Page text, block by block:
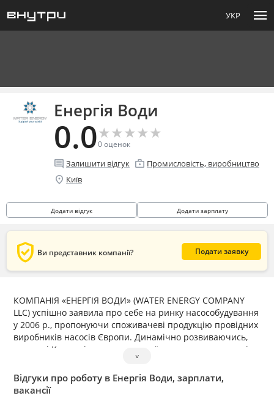
УКР menu
Енергія Води
0.0★
★★
★★
★★
★★
★
0оценок
comment Залишити відгук enterprise Промисловість, виробництво
location_on Київ
Додати відгук Додати зарплату
verified_user Ви представник компанії? Подати заявку
КОМПАНІЯ «ЕНЕРГІЯ ВОДИ» (WATER ENERGY COMPANY
LLC) успішно заявила про себе на ринку насособудування
у 2006 р., пропонуючи споживачеві продукцію провідних
виробників насосів Європи. Динамічно розвиваючись,
сьогодні Компанія пропонує українському споживачеві
самостійно вироблені насосні станції на основі
високоякісного обладнання всесвітньо відомих брендів —
DAB, HOMA, CIMM, FANTINI. За 9 років плідної роботи у
˅
Відгуки про роботу в Енергія Води, зарплати,
вакансії